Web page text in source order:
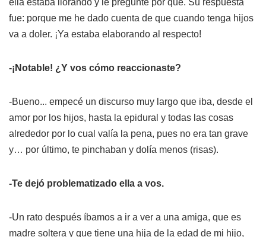
ella estaba llorando y le pregunté por qué. Su respuesta
fue: porque me he dado cuenta de que cuando tenga hijos
va a doler. ¡Ya estaba elaborando al respecto!
-¡Notable! ¿Y vos cómo reaccionaste?
-Bueno... empecé un discurso muy largo que iba, desde el
amor por los hijos, hasta la epidural y todas las cosas
alrededor por lo cual valía la pena, pues no era tan grave
y… por último, te pinchaban y dolía menos (risas).
-Te dejó problematizado ella a vos.
-Un rato después íbamos a ir a ver a una amiga, que es
madre soltera y que tiene una hija de la edad de mi hijo,